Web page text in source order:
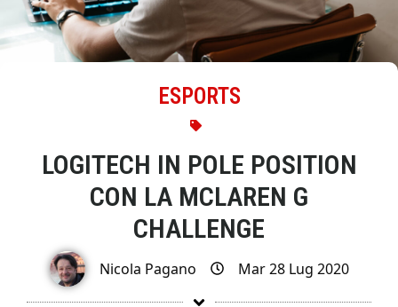
ESPORTS
LOGITECH IN POLE POSITION
CON LA MCLAREN G
CHALLENGE
Nicola Pagano Mar 28 Lug 2020